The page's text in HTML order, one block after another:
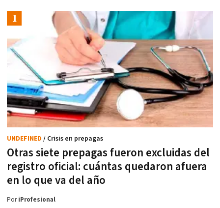
Otras siete prepagas fueron excluidas del
registro oficial: cuántas quedaron afuera
en lo que va del año
UNDEFINED / Crisis en prepagas
PoriProfesional